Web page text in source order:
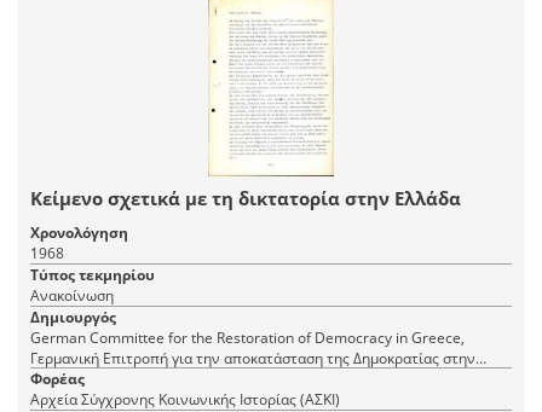
Κείμενο σχετικά με τη δικτατορία στην Ελλάδα
Χρονολόγηση
1968
Τύπος τεκμηρίου
Ανακοίνωση
Δημιουργός
German Committee for the Restoration of Democracy in Greece,
Γερμανική Επιτροπή για την αποκατάσταση της Δημοκρατίας στην
Ελλάδα
Φορέας
Αρχεία Σύγχρονης Κοινωνικής Ιστορίας (ΑΣΚΙ)